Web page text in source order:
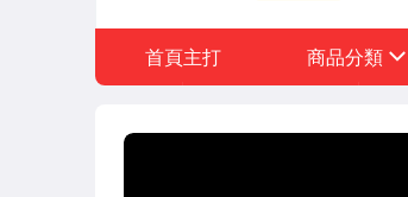
首頁主打 商品分類